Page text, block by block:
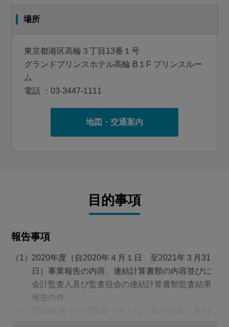
場所
東京都港区高輪３丁目13番１号
グランドプリンスホテル高輪 B１F プリンスルー
ム
電話 ：03-3447-1111
地図・交通案内
目的事項
報告事項
2020年度（自2020年４月１日 至2021年３月31
日）事業報告の内容、連結計算書類の内容並びに
会計監査人及び監査役会の連結計算書類監査結果
報告の件